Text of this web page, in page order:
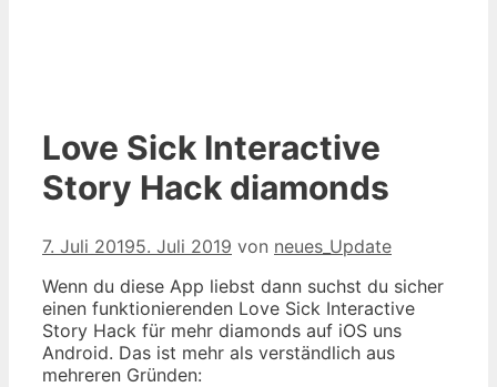
Love Sick Interactive
Story Hack diamonds
7. Juli 20195. Juli 2019 von neues_Update
Wenn du diese App liebst dann suchst du sicher
einen funktionierenden Love Sick Interactive
Story Hack für mehr diamonds auf iOS uns
Android. Das ist mehr als verständlich aus
mehreren Gründen: